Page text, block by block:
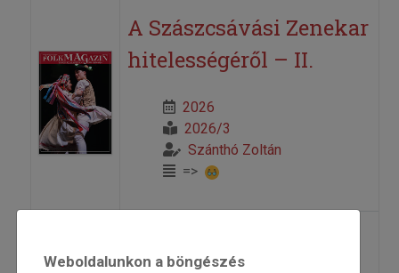
A Szászcsávási Zenekar
hitelességéről – II.
2026
2026/3
Szánthó Zoltán
=>
Weboldalunkon a böngészés